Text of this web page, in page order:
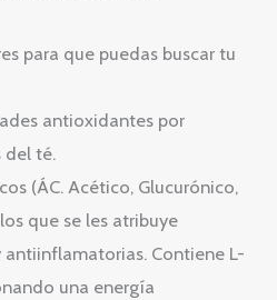
para que puedas buscar tu
antioxidantes por
del té.
(ÁC. Acético, Glucurónico,
que se les atribuye
Contiene L-
una energía